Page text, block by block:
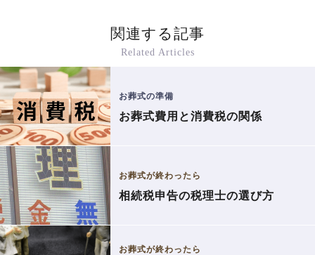
関連する記事
Related Articles
お葬式の準備
お葬式費用と消費税の関係
お葬式が終わったら
相続税申告の税理士の選び方
お葬式が終わったら